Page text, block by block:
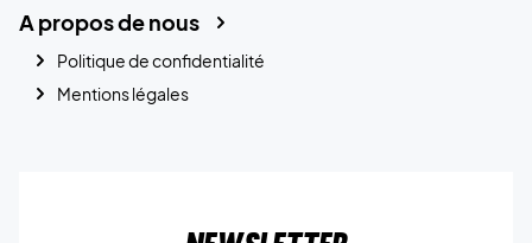
A propos de nous
Politique de confidentialité
Mentions légales